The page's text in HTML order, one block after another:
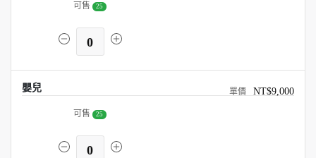
可售 25
0
嬰兒 NT$9,000
可售 25
0